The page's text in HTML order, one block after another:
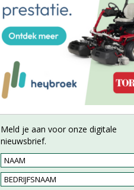
Meld je aan voor onze digitale
nieuwsbrief.